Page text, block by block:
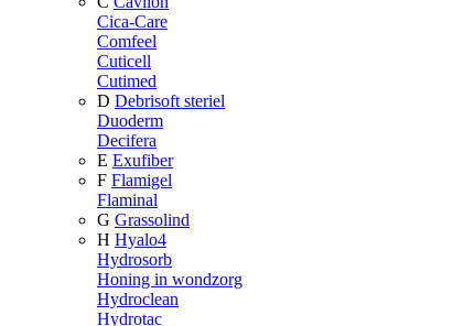
Cica-Care
Comfeel
Cuticell
Cutimed
D Debrisoft steriel
Duoderm
Decifera
E Exufiber
F Flamigel
Flaminal
G Grassolind
H Hyalo4
Hydrosorb
Honing in wondzorg
Hydroclean
Hydrotac